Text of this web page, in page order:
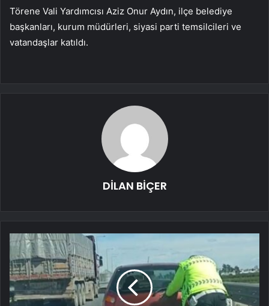
Törene Vali Yardımcısı Aziz Onur Aydın, ilçe belediye
başkanları, kurum müdürleri, siyasi parti temsilcileri ve
vatandaşlar katıldı.
DİLAN BİÇER